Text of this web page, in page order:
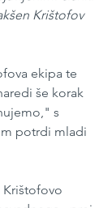
Krištofov
ekipa te
še korak
s
potrdi mladi
Krištofovo